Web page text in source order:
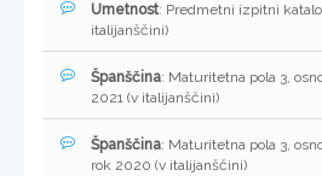
Umetnost: Predmetni izpitni
italijanščini)
Španščina: Maturitetna pola 3,
2021 (v italijanščini)
Španščina: Maturitetna pola 3,
rok 2020 (v italijanščini)